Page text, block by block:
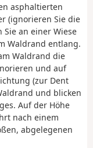
asphaltierten
(ignorieren Sie die
an einer Wiese
Waldrand entlang.
Waldrand die
und auf
(zur Dent
und blicken
Auf der Höhe
nach einem
abgelegenen